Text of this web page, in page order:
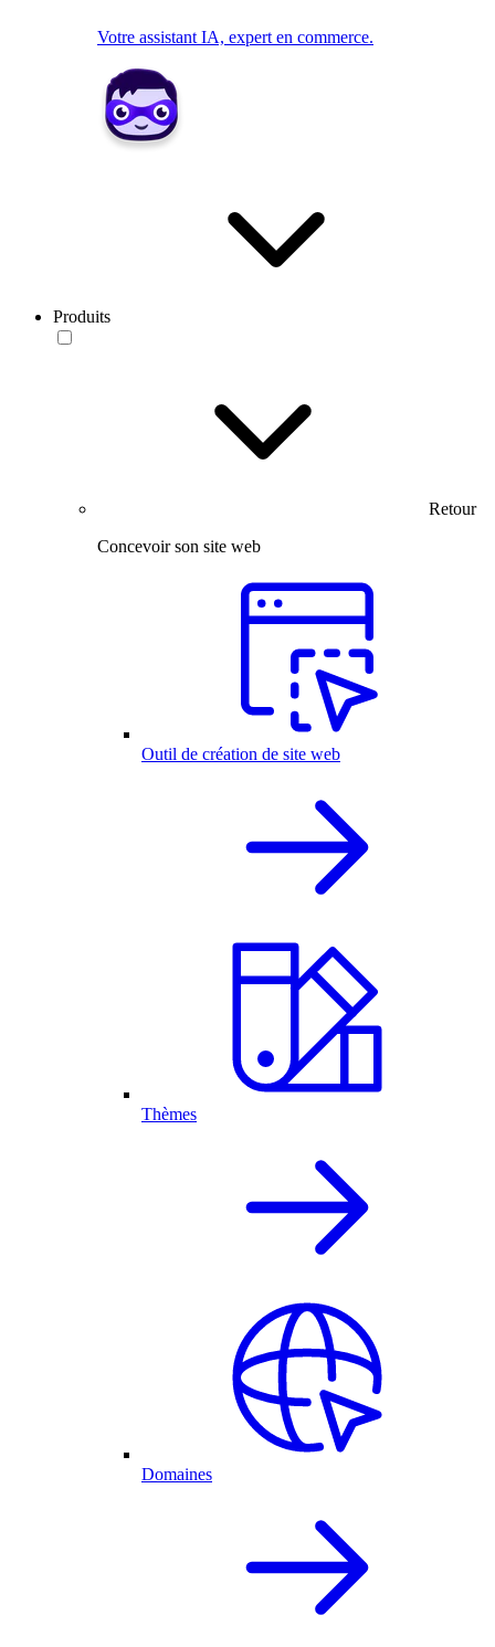
Votre assistant IA, expert en commerce.
Produits
Retour
Concevoir son site web
Outil de création de site web
Thèmes
Domaines